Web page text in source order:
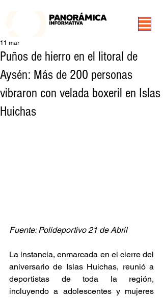
Puños de hierro en el litoral de
Aysén: Más de 200 personas
vibraron con velada boxeril en Islas
Huichas
11 mar
Fuente: Polideportivo 21 de Abril
La instancia, enmarcada en el cierre del
aniversario de Islas Huichas, reunió a
deportistas de toda la región,
incluyendo a adolescentes y mujeres